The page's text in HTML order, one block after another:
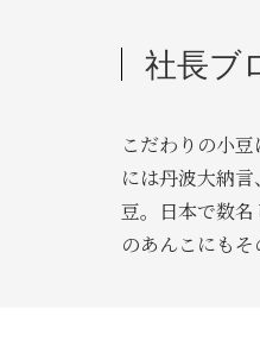
社長ブ
こだわりの小
には丹波大納
豆。日本で数
のあんこにもそ